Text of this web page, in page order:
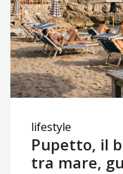
lifestyle
Pupetto, il
tra mare,